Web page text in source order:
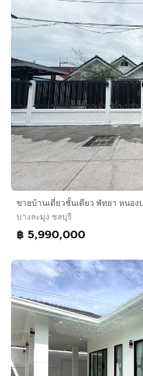
บางละมุง ชลบุรี
฿ 5,990,000